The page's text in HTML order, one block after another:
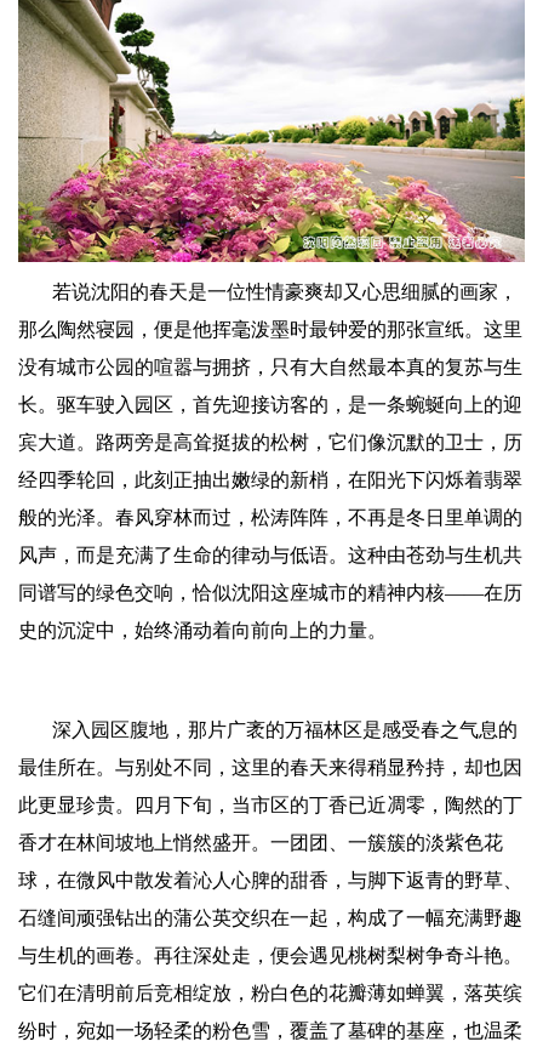
若说沈阳的春天是一位性情豪爽却又心思细腻的画家，
那么陶然寝园，便是他挥毫泼墨时最钟爱的那张宣纸。这里
没有城市公园的喧嚣与拥挤，只有大自然最本真的复苏与生
长。驱车驶入园区，首先迎接访客的，是一条蜿蜒向上的迎
宾大道。路两旁是高耸挺拔的松树 ，它们像沉默的卫士，历
经四季轮回，此刻正抽出嫩绿的新梢，在阳光下闪烁着翡翠
般的光泽。春风穿林而过，松涛阵阵，不再是冬日里单调的
风声，而是充满了生命的律动与低语。这种由苍劲与生机共
同谱写的绿色交响，恰似沈阳这座城市的精神内核——在历
史的沉淀中，始终涌动着向前向上的力量。
深入园区腹地，那片广袤的万福林区是感受春之气息的
最佳所在。与别处不同，这里的春天来得稍显矜持，却也因
此更显珍贵。四月下旬，当市区的丁香已近凋零，陶然的丁
香才在林间坡地上悄然盛开。一团团、一簇簇的淡紫色花
球，在微风中散发着沁人心脾的甜香，与脚下返青的野草、
石缝间顽强钻出的蒲公英交织在一起，构成了一幅充满野趣
与生机的画卷。再往深处走，便会遇见桃树梨树争奇斗艳。
它们在清明前后竞相绽放，粉白色的花瓣薄如蝉翼，落英缤
纷时，宛如一场轻柔的粉色雪，覆盖了墓碑的基座，也温柔